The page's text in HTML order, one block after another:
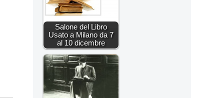
Salone del Libro
Usato a Milano da 7
al 10 dicembre